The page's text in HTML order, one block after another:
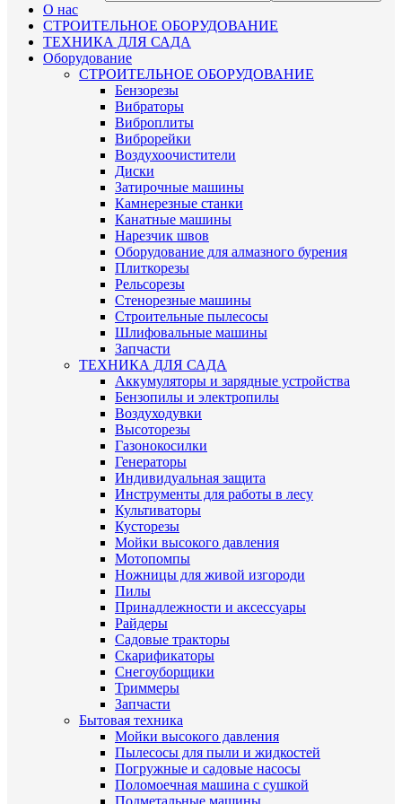
О нас
СТРОИТЕЛЬНОЕ ОБОРУДОВАНИЕ
ТЕХНИКА ДЛЯ САДА
Оборудование
СТРОИТЕЛЬНОЕ ОБОРУДОВАНИЕ
Бензорезы
Вибраторы
Виброплиты
Виброрейки
Воздухоочистители
Диски
Затирочные машины
Камнерезные станки
Канатные машины
Нарезчик швов
Оборудование для алмазного бурения
Плиткорезы
Рельсорезы
Стенорезные машины
Строительные пылесосы
Шлифовальные машины
Запчасти
ТЕХНИКА ДЛЯ САДА
Аккумуляторы и зарядные устройства
Бензопилы и электропилы
Воздуходувки
Высоторезы
Газонокосилки
Генераторы
Индивидуальная защита
Инструменты для работы в лесу
Культиваторы
Кусторезы
Мойки высокого давления
Мотопомпы
Ножницы для живой изгороди
Пилы
Принадлежности и аксессуары
Райдеры
Садовые тракторы
Скарификаторы
Снегоуборщики
Триммеры
Запчасти
Бытовая техника
Мойки высокого давления
Пылесосы для пыли и жидкостей
Погружные и садовые насосы
Поломоечная машина с сушкой
Подметальные машины